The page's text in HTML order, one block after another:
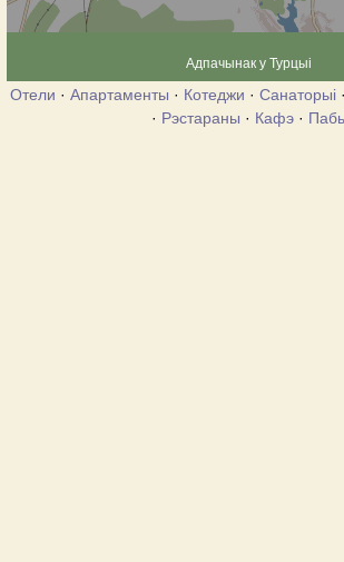
Адпачынак у Турцыі
Отели · Апартаменты · Котеджи · Санаторыі ·
· Рэстараны · Кафэ·